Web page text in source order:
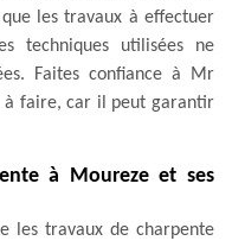
les travaux à effectuer
techniques utilisées ne
Faites confiance à Mr
à faire, car il peut garantir
à Moureze et ses
les travaux de charpente